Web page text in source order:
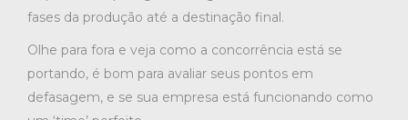
fases da produção até a destinação final.
Olhe para fora e veja como a concorrência está se
portando, é bom para avaliar seus pontos em
defasagem, e se sua empresa está funcionando como